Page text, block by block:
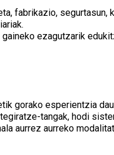
fabrikazio, segurtasun,
ezagutzarik
gorako esperientzia
tangak, hodi
aurrez aurreko